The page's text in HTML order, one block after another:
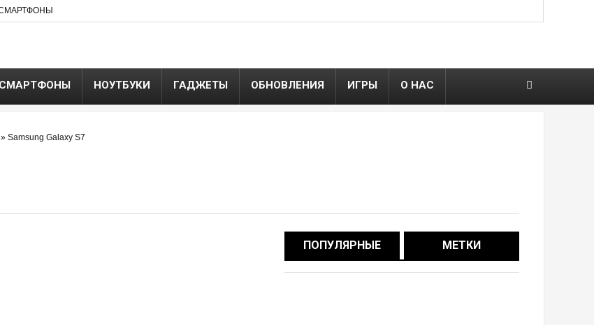
СМАРТФОНЫ НОУТБУКИ ГАДЖЕТЫ ОБНОВЛЕНИЯ ИГРЫ О НАС
» Samsung Galaxy S7
ПОПУЛЯРНЫЕ МЕТКИ